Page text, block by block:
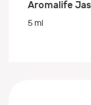
Aromalife
5 ml